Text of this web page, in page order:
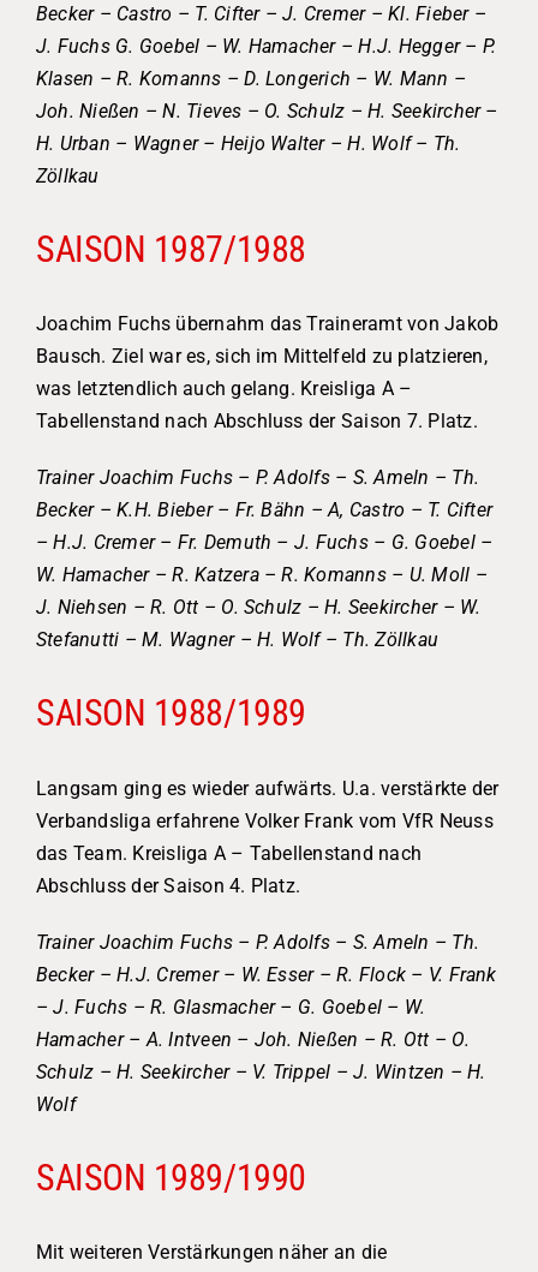
Becker – Castro – T. Cifter – J. Cremer – Kl. Fieber –
J. Fuchs G. Goebel – W. Hamacher – H.J. Hegger – P.
Klasen – R. Komanns – D. Longerich – W. Mann –
Joh. Nießen – N. Tieves – O. Schulz – H. Seekircher –
H. Urban – Wagner – Heijo Walter – H. Wolf – Th.
Zöllkau
SAISON 1987/1988
Joachim Fuchs übernahm das Traineramt von Jakob
Bausch. Ziel war es, sich im Mittelfeld zu platzieren,
was letztendlich auch gelang. Kreisliga A –
Tabellenstand nach Abschluss der Saison 7. Platz.
Trainer Joachim Fuchs – P. Adolfs – S. Ameln – Th.
Becker – K.H. Bieber – Fr. Bähn – A, Castro – T. Cifter
– H.J. Cremer – Fr. Demuth – J. Fuchs – G. Goebel –
W. Hamacher – R. Katzera – R. Komanns – U. Moll –
J. Niehsen – R. Ott – O. Schulz – H. Seekircher – W.
Stefanutti – M. Wagner – H. Wolf – Th. Zöllkau
SAISON 1988/1989
Langsam ging es wieder aufwärts. U.a. verstärkte der
Verbandsliga erfahrene Volker Frank vom VfR Neuss
das Team. Kreisliga A – Tabellenstand nach
Abschluss der Saison 4. Platz.
Trainer Joachim Fuchs – P. Adolfs – S. Ameln – Th.
Becker – H.J. Cremer – W. Esser – R. Flock – V. Frank
– J. Fuchs – R. Glasmacher – G. Goebel – W.
Hamacher – A. Intveen – Joh. Nießen – R. Ott – O.
Schulz – H. Seekircher – V. Trippel – J. Wintzen – H.
Wolf
SAISON 1989/1990
Mit weiteren Verstärkungen näher an die